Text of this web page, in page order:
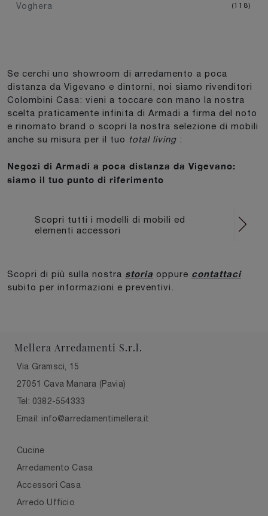
Voghera 118
Se cerchi uno showroom di arredamento a poca
distanza da Vigevano e dintorni, noi siamo rivenditori
Colombini Casa: vieni a toccare con mano la nostra
scelta praticamente infinita di Armadi a firma del noto
e rinomato brand o scopri la nostra selezione di mobili
anche su misura per il tuo total living :
Negozi di Armadi a poca distanza da Vigevano:
siamo il tuo punto di riferimento
Scopri tutti i modelli di mobili ed
elementi accessori
Scopri di più sulla nostra storia oppure contattaci
subito per informazioni e preventivi.
Mellera Arredamenti S.r.l.
Via Gramsci, 15
27051 Cava Manara (Pavia)
Tel: 0382-554333
Email: info@arredamentimellera.it
Cucine
Arredamento Casa
Accessori Casa
Arredo Ufficio